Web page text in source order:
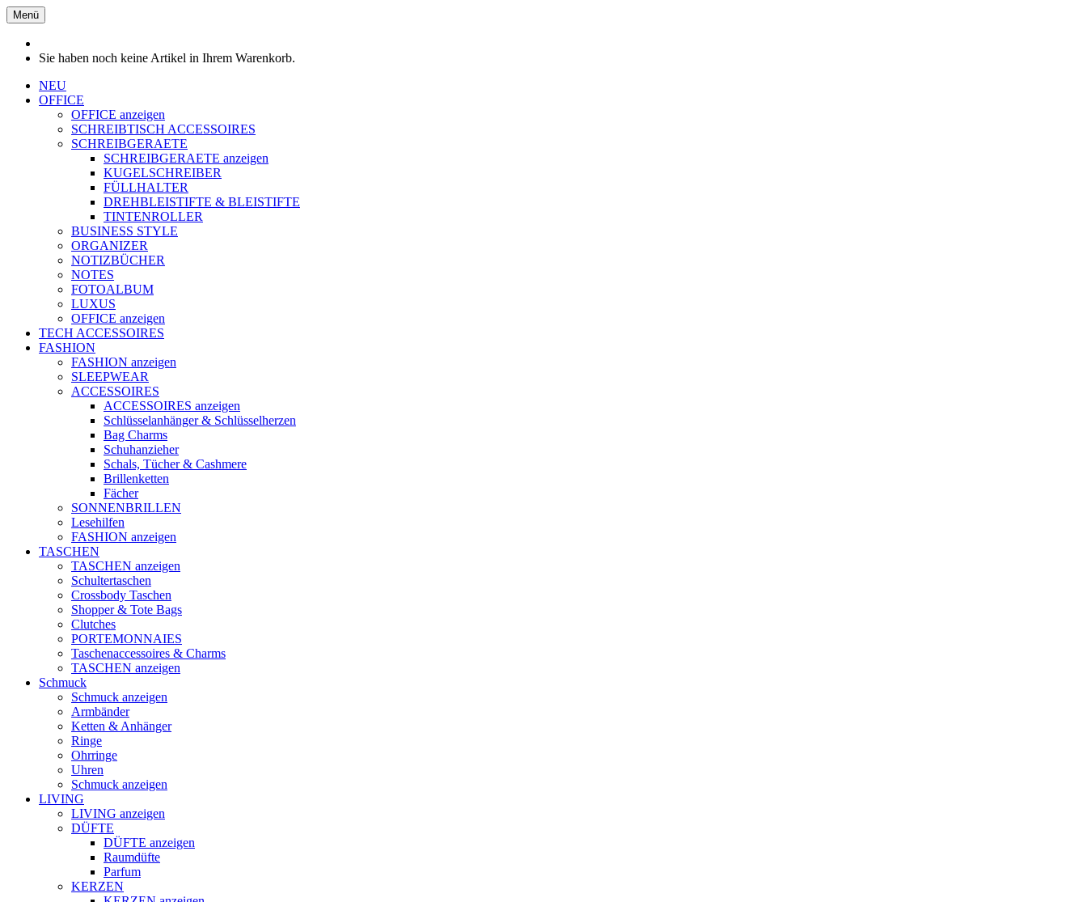
Menü
Sie haben noch keine Artikel in Ihrem Warenkorb.
NEU
OFFICE
OFFICE anzeigen
SCHREIBTISCH ACCESSOIRES
SCHREIBGERAETE
SCHREIBGERAETE anzeigen
KUGELSCHREIBER
FÜLLHALTER
DREHBLEISTIFTE & BLEISTIFTE
TINTENROLLER
BUSINESS STYLE
ORGANIZER
NOTIZBÜCHER
NOTES
FOTOALBUM
LUXUS
OFFICE anzeigen
TECH ACCESSOIRES
FASHION
FASHION anzeigen
SLEEPWEAR
ACCESSOIRES
ACCESSOIRES anzeigen
Schlüsselanhänger & Schlüsselherzen
Bag Charms
Schuhanzieher
Schals, Tücher & Cashmere
Brillenketten
Fächer
SONNENBRILLEN
Lesehilfen
FASHION anzeigen
TASCHEN
TASCHEN anzeigen
Schultertaschen
Crossbody Taschen
Shopper & Tote Bags
Clutches
PORTEMONNAIES
Taschenaccessoires & Charms
TASCHEN anzeigen
Schmuck
Schmuck anzeigen
Armbänder
Ketten & Anhänger
Ringe
Ohrringe
Uhren
Schmuck anzeigen
LIVING
LIVING anzeigen
DÜFTE
DÜFTE anzeigen
Raumdüfte
Parfum
KERZEN